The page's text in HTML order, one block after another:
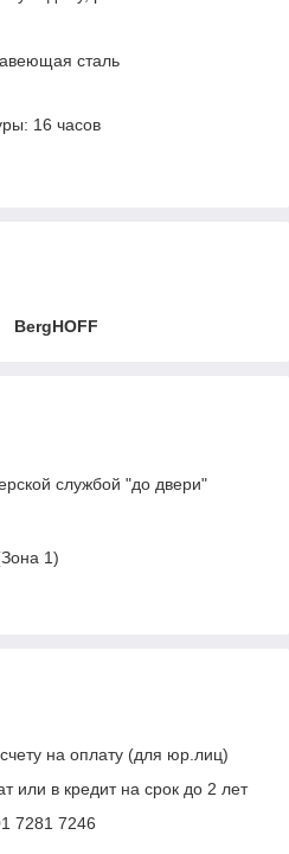
сталь
16 часов
BergHOFF
службой "до двери"
1)
на оплату (для юр.лиц)
или в кредит на срок до 2 лет
7281 7246